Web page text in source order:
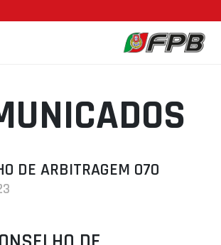
DE ARBITRAGEM 070